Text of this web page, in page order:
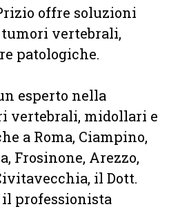
offre soluzioni
vertebrali,
patologiche.
esperto nella
vertebrali, midollari e
a Roma, Ciampino,
Frosinone, Arezzo,
il Dott.
professionista